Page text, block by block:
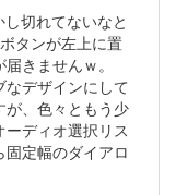
切れてないなと
タンが左上に置
きませんｗ。
デザインにして
が、色々ともう少
ディオ選択リス
固定幅のダイアロ